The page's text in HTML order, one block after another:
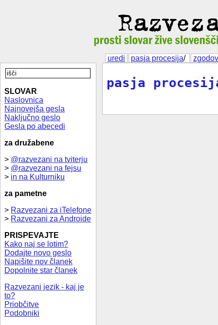
uredi pasja procesija/
SLOVAR
Naslovnica
Najnovejša gesla
Naključno geslo
Gesla po abecedi
za družabene
> @razvezani na tviterju
> @razvezani na fejsu
> in na Kulturniku
za pametne
> Razvezani za iTelefone
> Razvezani za Androide
PRISPEVAJTE
Kako naj se lotim?
Dodajte novo geslo
Napišite nov članek
Dopolnite star članek
Razvezani jezik - kaj je
to?
Priobčitve
Podobniki
pasja